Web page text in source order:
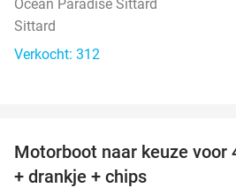
Ocean Paradise Sittard
Sittard
Verkocht: 312
Motorboot naar keuze voor
+ drankje + chips